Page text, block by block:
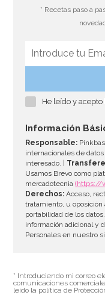
* Recetas paso a
He leído y
Información
Responsable:
internacionales de datos |
interesado. |
Usamos Brevo como
mercadotecnia(https://
Derechos: Acceso,
tratamiento, u oposición
portabilidad de los datos.
información adicional y
Personales en nuestro
* Introduciendo mi correo
comunicaciones
leído la política de